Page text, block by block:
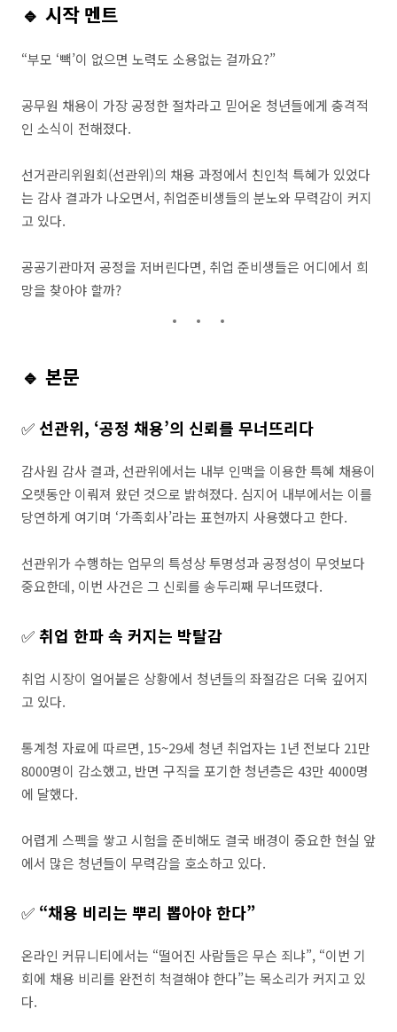
🔹 시작 멘트
“부모 ‘빽’이 없으면 노력도 소용없는 걸까요?”
공무원 채용이 가장 공정한 절차라고 믿어온 청년들에게 충격적
인 소식이 전해졌다.
선거관리위원회(선관위)의 채용 과정에서 친인척 특혜가 있었다
는 감사 결과가 나오면서, 취업준비생들의 분노와 무력감이 커지
고 있다.
공공기관마저 공정을 저버린다면, 취업 준비생들은 어디에서 희
망을 찾아야 할까?
🔹 본문
✅ 선관위, ‘공정 채용’의 신뢰를 무너뜨리다
감사원 감사 결과, 선관위에서는 내부 인맥을 이용한 특혜 채용이
오랫동안 이뤄져 왔던 것으로 밝혀졌다. 심지어 내부에서는 이를
당연하게 여기며 ‘가족회사’라는 표현까지 사용했다고 한다.
선관위가 수행하는 업무의 특성상 투명성과 공정성이 무엇보다
중요한데, 이번 사건은 그 신뢰를 송두리째 무너뜨렸다.
✅취업 한파 속 커지는 박탈감
취업 시장이 얼어붙은 상황에서 청년들의 좌절감은 더욱 깊어지
고 있다.
통계청 자료에 따르면, 15~29세 청년 취업자는 1년 전보다 21만
8000명이 감소했고, 반면 구직을 포기한 청년층은 43만 4000명
에 달했다.
어렵게 스펙을 쌓고 시험을 준비해도 결국 배경이 중요한 현실 앞
에서 많은 청년들이 무력감을 호소하고 있다.
✅ “채용 비리는 뿌리 뽑아야 한다”
온라인 커뮤니티에서는 “떨어진 사람들은 무슨 죄냐”, “이번 기
회에 채용 비리를 완전히 척결해야 한다”는 목소리가 커지고 있
다.